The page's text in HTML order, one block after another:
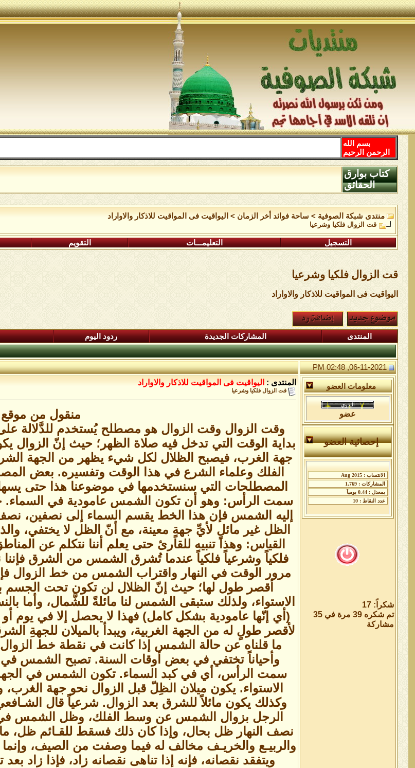
بسم الله
الرحمن الرحيم
كتاب بوارق
الحقائق
منتدى شبكة الصوفية > ساحة فوائد أخر الزمان > اليواقيت فى المواقيت للاذكار والاواراد
قت الزوال فلكيا وشرعيا
التسجيل التعليمـــات التقويم
قت الزوال فلكيا وشرعيا
اليواقيت فى المواقيت للاذكار والاواراد
المنتدى المشاركات الجديدة ردود اليوم
06-11-2021, 02:48 PM
معلومات العضو
عضو
إحصائية العضو
شكراً: 17
تم شكره 39 مرة في 35
مشاركة
المنتدى : اليواقيت فى المواقيت للاذكار والاواراد
قت الزوال فلكيا وشرعيا
منقول من
وقت الزوال وقت الزوال هو مصطلح يُستخدم للدَّلالة على
بداية الوقت التي تدخل فيه صلاة الظهر؛ حيث إنّ الزوال
جهة الغرب، فيصبح الظلال لكل شيء يظهر من الجهة
الفلك وعلماء الشرع في هذا الوقت وتفسيره. بعض
المصطلحات التي سنستخدمها في موضوعنا هذا حتى
سمت الرأس: وهو أن تكون الشمس عامودية في
إليه الشمس فإن هذا الخط يقسم السماء إلى نصفين،
الظل غير مائلٍ لأيِّ جهةٍ معينة، مع أنّ الظل لا يختفي،
القياس: وهذا تنبيه للقارئ حتى يعلم أننا نتكلم عن
فلكياً وشرعياً فلكياً عندما تُشرق الشمس من الشرق فإننا
مرور الوقت في النهار واقتراب الشمس من خط الزوال
أقصر طول لها؛ حيث إنّ الظلال لن تكون تحت الجسم
الاستواء، ولذلك ستبقى الشمس لنا مائلةً للشَّمال،
(أي إنّها عامودية بشكل كامل) فهذا لا يحصل إلا في يوم
لأقصر طولٍ له من الجهة الغربية، ويبدأ بالميلان للجهةِ
ما قلناه عن حالة الشمس إذا كانت في نقطة خط الزوال
وأحياناً تختفي في بعض أوقات السنة. تصبح الشمس
سمت الرأس، أي في كبد السماء. تكون الشمس في
الاستواء. يكون ميلان الظِلّ قبل الزوال نحو جهة الغرب،
وكذلك يكون مائلاً للشرق بعد الزوال. شرعياً قال
الرجل بزوال الشمس عن وسط الفلك، وظل الشمس في
نصف النهار ظل بحال، وإذا كان ذلك فسقط للقـائم ظل،
والربيـع والخريـف مخالف له فيما وصفت من الصيف،
ويتفقد نقصانه، فإنه إذا تناهى نقصانه زاد، فإذا زاد